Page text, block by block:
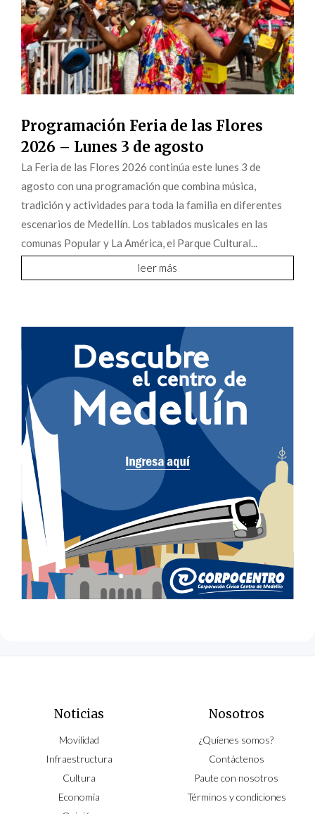
Programación Feria de las Flores
2026 – Lunes 3 de agosto
La Feria de las Flores 2026 continúa este lunes 3 de
agosto con una programación que combina música,
tradición y actividades para toda la familia en diferentes
escenarios de Medellín. Los tablados musicales en las
comunas Popular y La América, el Parque Cultural...
leer más
Noticias
Movilidad
Infraestructura
Cultura
Economía
Nosotros
¿Quíenes somos?
Contáctenos
Paute con nosotros
Términos y condiciones